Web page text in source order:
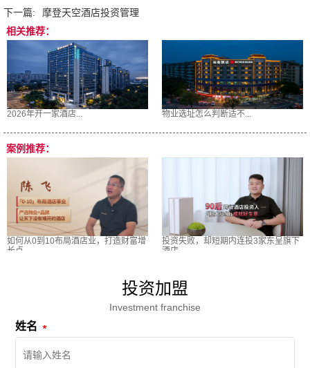
下一篇:
摩登天空酒店投资管理
相关推荐：
2026年开一家酒店... 物业选址怎么判断适不...
案例推荐：
如何从0到10布局酒店业，打造财富增
长点
投资失败，却短期内连投3家东呈旗下
酒店
投资加盟
Investment franchise
姓名